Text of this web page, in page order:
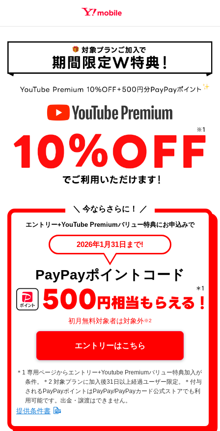
SEARCH
＼ 今ならさらに！ ／
エントリー+YouTube Premiumバリュー特典にお申込みで
2026年1月31日まで!
PayPayポイントコード
初月無料対象者は対象外※2
エントリーはこちら
＊1 専用ページからエントリー+Youtube Premiumバリュー特典加入が
条件。＊2 対象プランに加入後31日以上経過ユーザー限定。＊付与
されるPayPayポイントはPayPay/PayPayカード公式ストアでも利
用可能です。出金・譲渡はできません。
提供条件書